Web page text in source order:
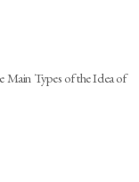
Main Types of the Idea of